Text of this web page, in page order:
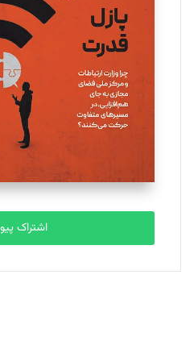
یسنا امان‌پور
تحریریه
ملینا جعفری
تحریریه
مصطفی مسجدی آرانی
تحریریه
بابک نقاش
تحریریه
اشتراک